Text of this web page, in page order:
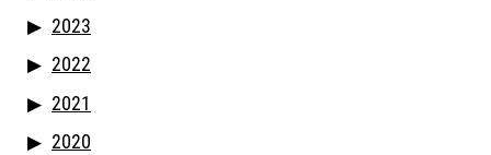
2023
2022
2021
2020